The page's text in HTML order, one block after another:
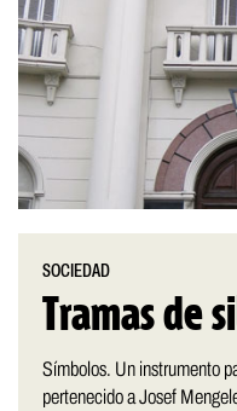
SOCIEDAD
Tramas de
Símbolos. Un instrumento
pertenecido a Josef